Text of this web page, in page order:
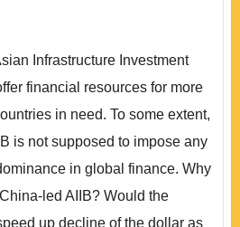
Infrastructure Investment
financial resources for more
in need. To some extent,
is not supposed to impose any
in global finance. Why
led AIIB? Would the
up decline of the dollar as